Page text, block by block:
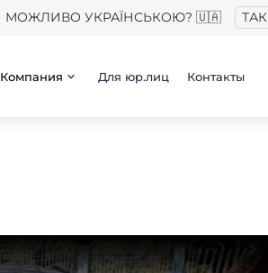
МОЖЛИВО УКРАЇНСЬКОЮ? 🇺🇦 ТАК
Компания Для юр.лиц Контакты